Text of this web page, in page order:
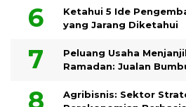
Ketahui 5 Ide
yang Jarang Diketahui
Peluang Usaha
Ramadan: Jualan
Agribisnis: Sektor